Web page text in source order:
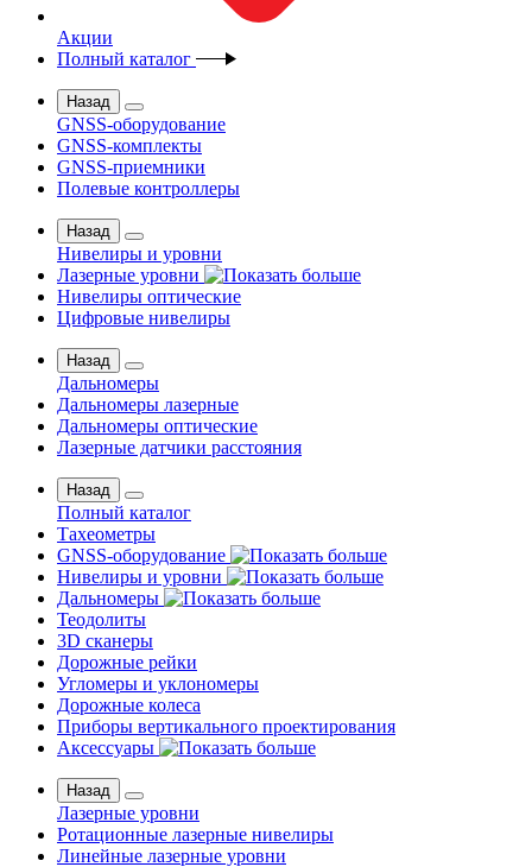
Акции
Полный каталог
Назад
GNSS-оборудование
GNSS-комплекты
GNSS-приемники
Полевые контроллеры
Назад
Нивелиры и уровни
Лазерные уровни
Нивелиры оптические
Цифровые нивелиры
Назад
Дальномеры
Дальномеры лазерные
Дальномеры оптические
Лазерные датчики расстояния
Назад
Полный каталог
Тахеометры
GNSS-оборудование
Нивелиры и уровни
Дальномеры
Теодолиты
3D сканеры
Дорожные рейки
Угломеры и уклономеры
Дорожные колеса
Приборы вертикального проектирования
Аксессуары
Назад
Лазерные уровни
Ротационные лазерные нивелиры
Линейные лазерные уровни